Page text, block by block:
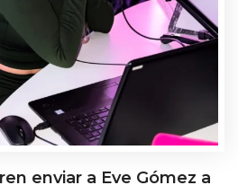
enviar a Eve Gómez a